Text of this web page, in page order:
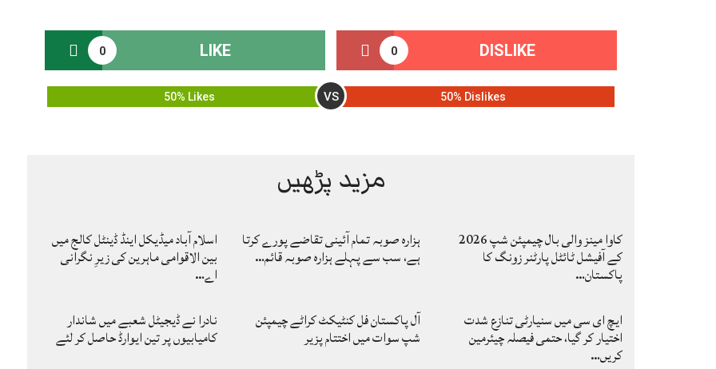
0 LIKE 0 DISLIKE
50% Likes VS 50% Dislikes
مزید پڑھیں
اسلام آباد میڈیکل اینڈ ڈینٹل کالج میں
بین الاقوامی ماہرین کی زیرِ نگرانی
اے…
ہزارہ صوبہ تمام آئینی تقاضے پورے کرتا
ہے، سب سے پہلے ہزارہ صوبہ قائم…
کاوا مینز والی بال چیمپئن شپ 2026
کے آفیشل ٹائٹل پارٹنر زونگ کا
پاکستان…
نادرا نے ڈیجیٹل شعبے میں شاندار
کامیابیوں پر تین ایوارڈ حاصل کر لئے
آل پاکستان فل کنٹیکٹ کراٹے چیمپئن
شپ سوات میں اختتام پزیر
ایچ ای سی میں سنیارٹی تنازع شدت
اختیار کر گیا، حتمی فیصلہ چیئرمین
کریں…